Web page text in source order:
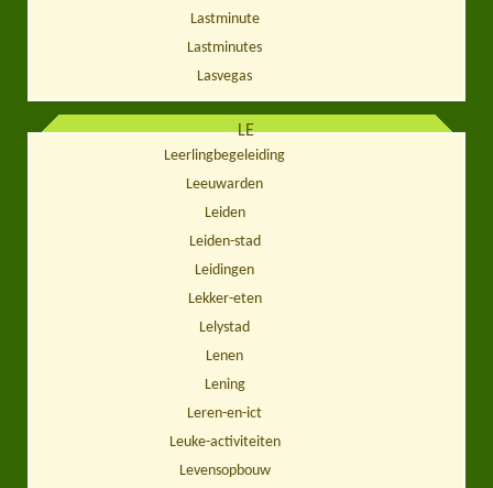
Lastminute
Lastminutes
Lasvegas
LE
Leerlingbegeleiding
Leeuwarden
Leiden
Leiden-stad
Leidingen
Lekker-eten
Lelystad
Lenen
Lening
Leren-en-ict
Leuke-activiteiten
Levensopbouw